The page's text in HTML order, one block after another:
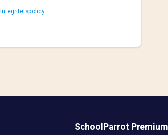
Integritetspolicy
SchoolParrot Premium